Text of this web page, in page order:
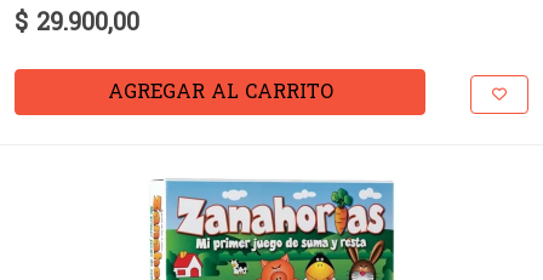
$ 29.900,00
AGREGAR AL CARRITO